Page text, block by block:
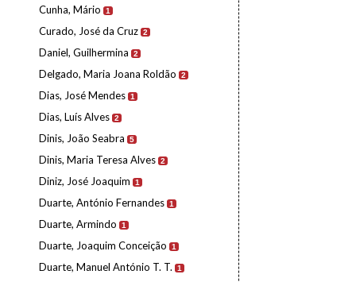
Cunha, Mário 1
Curado, José da Cruz 2
Daniel, Guilhermina 2
Delgado, Maria Joana Roldão 2
Dias, José Mendes 1
Dias, Luís Alves 2
Dinis, João Seabra 5
Dinis, Maria Teresa Alves 2
Diniz, José Joaquim 1
Duarte, António Fernandes 1
Duarte, Armindo 1
Duarte, Joaquim Conceição 1
Duarte, Manuel António T. T. 1